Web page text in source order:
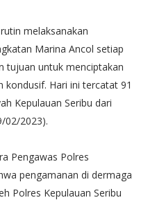
melaksanakan
Marina Ancol setiap
tujuan untuk menciptakan
kondusif. Hari ini tercatat 91
Kepulauan Seribu dari
02/2023).
Pengawas Polres
pengamanan di dermaga
Polres Kepulauan Seribu